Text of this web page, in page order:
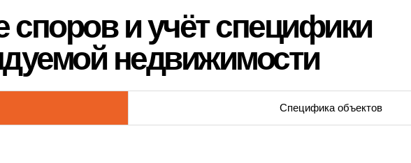
споров и учёт специфики
недвижимости
Специфика объектов